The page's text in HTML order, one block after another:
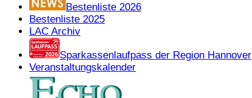
Bestenliste 2026
Bestenliste 2025
LAC Archiv
Sparkassenlaufpass der Region Hannover
Veranstaltungskalender